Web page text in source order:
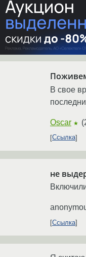
В свое
Oscar ★ (
Ссылка
не
Ссылка